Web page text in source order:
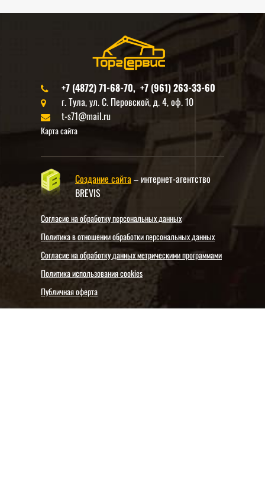
+7 (4872) 71-68-70, +7 (961) 263-33-60
г. Тула, ул. С. Перовской, д. 4, оф. 10
t-s71@mail.ru
Карта сайта
Создание сайта– интернет-агентство
BREVIS
Согласие на обработку персональных данных
Политика в отношении обработки персональных данных
Согласие на обработку данных метрическими программами
Политика использования cookies
Публичная оферта